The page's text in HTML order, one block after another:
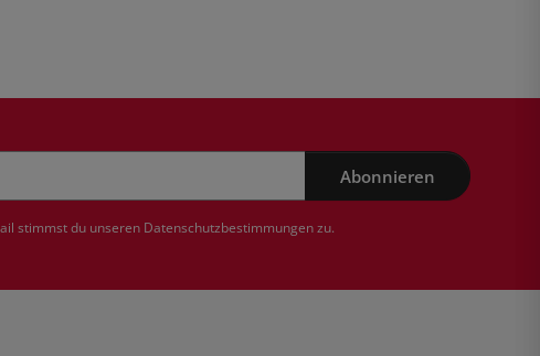
Abonnieren
stimmst du unseren Datenschutzbestimmungenzu.